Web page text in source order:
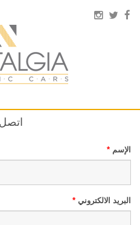
اتصل
الإسم *
البريد الالكتروني *